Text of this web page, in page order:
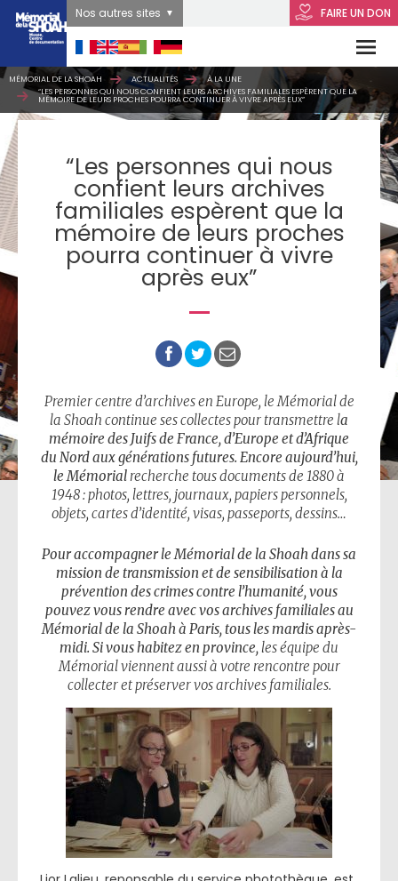
FAIRE UN DON
Nos autres sites
MÉMORIAL DE LA SHOAH ACTUALITÉS
À LA UNE
“LES PERSONNES QUI NOUS CONFIENT LEURS ARCHIVES FAMILIALES ESPÈRENT QUE LA
MÉMOIRE DE LEURS PROCHES POURRA CONTINUER À VIVRE APRÈS EUX”
“Les personnes qui nous
confient leurs archives
familiales espèrent que la
mémoire de leurs proches
pourra continuer à vivre
après eux”
Premier centre d’archives en Europe, le Mémorial de
la Shoah continue ses collectes pour transmettre la
mémoire des Juifs de France, d’Europe et d’Afrique
du Nord aux générations futures. Encore aujourd’hui,
le Mémorial recherche tous documents de 1880 à
1948 : photos, lettres, journaux, papiers personnels,
objets, cartes d’identité, visas, passeports, dessins…
Pour accompagner leMémorialde la Shoahdans sa
mission de transmission et de sensibilisation à la
prévention des crimes contre l’humanité,vous
pouvez vous rendre avec vos archives familialesau
Mémorial de la Shoah à Paris, tous les mardis après-
midi. Si vous habitez en province,les équipe du
Mémorial viennent aussi à votre rencontre pour
collecter et préserver vos archives familiales.